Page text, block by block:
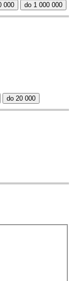
000 do 1 000 000
do 20 000